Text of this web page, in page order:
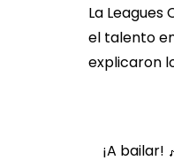
La
el talento
explicaron
¡A bailar!